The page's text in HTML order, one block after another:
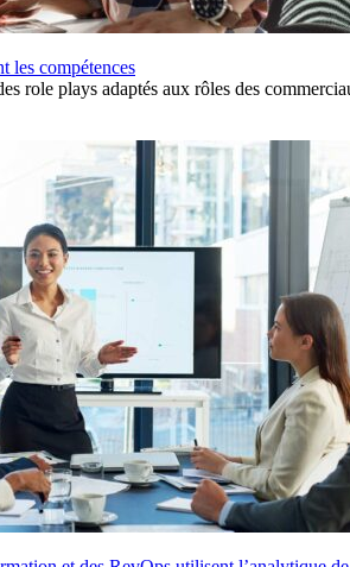
les compétences
role plays adaptés aux rôles des